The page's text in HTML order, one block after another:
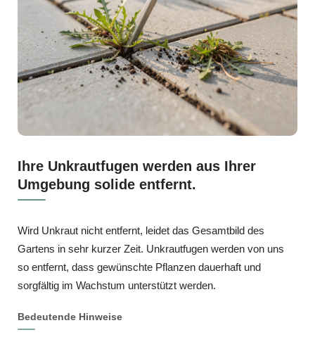
Ihre Unkrautfugen werden aus Ihrer
Umgebung solide entfernt.
Wird Unkraut nicht entfernt, leidet das Gesamtbild des
Gartens in sehr kurzer Zeit. Unkrautfugen werden von uns
so entfernt, dass gewünschte Pflanzen dauerhaft und
sorgfältig im Wachstum unterstützt werden.
Bedeutende Hinweise